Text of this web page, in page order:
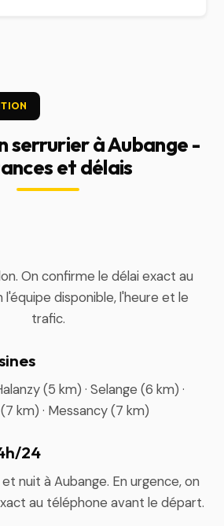
serrurier à Aubange -
et délais
On confirme le délai exact au
disponible, l'heure et le
trafic.
(5 km) · Selange (6 km) ·
km) · Messancy (7 km)
24
nuit à Aubange. En urgence, on
au téléphone avant le départ.